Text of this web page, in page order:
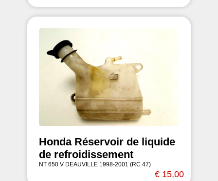
Honda Réservoir de liquide
de refroidissement
NT 650 V DEAUVILLE 1998-2001 (RC 47)
€ 15,00